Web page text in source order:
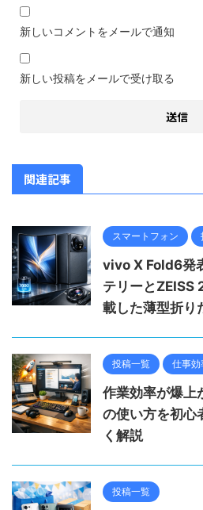
新しいコメントをメールで通知
新しい投稿をメールで受け取る
関連記事
スマートフォン
vivo X Fold6発
テリーとZEISS
載した薄型折り
投稿一覧 仕事効
作業効率が爆上
の使い方を初心
く解説
投稿一覧